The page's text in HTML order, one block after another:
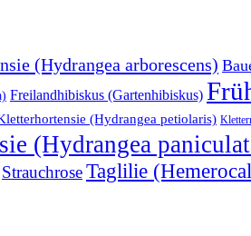
(Hydrangea arborescens)
Freilandhibiskus (Gartenhibiskus)
(Hydrangea petiolaris)
(Hydrangea
StrauchroseTaglilie